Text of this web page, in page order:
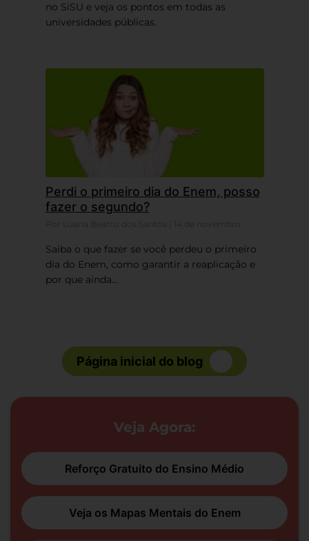
no SiSU e veja os pontos em todas as
universidades públicas.
Perdi o primeiro dia do Enem, posso
fazer o segundo?
Saiba o que fazer se você perdeu o primeiro
dia do Enem, como garantir a reaplicação e
por que ainda...
Página inicial do blog
Veja Agora:
Reforço Gratuito do Ensino Médio
Veja os Mapas Mentais do Enem